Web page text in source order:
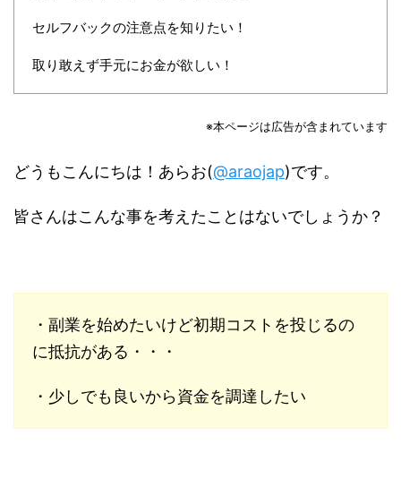
セルフバックの注意点を知りたい！
取り敢えず手元にお金が欲しい！
※本ページは広告が含まれています
どうもこんにちは！あらお(@araojap)です。
皆さんはこんな事を考えたことはないでしょうか？
・副業を始めたいけど初期コストを投じるの
に抵抗がある・・・
・少しでも良いから資金を調達したい